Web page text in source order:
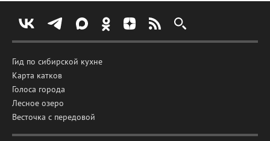
Гид по сибирской кухне
Карта катков
Голоса города
Лесное озеро
Весточка с передовой